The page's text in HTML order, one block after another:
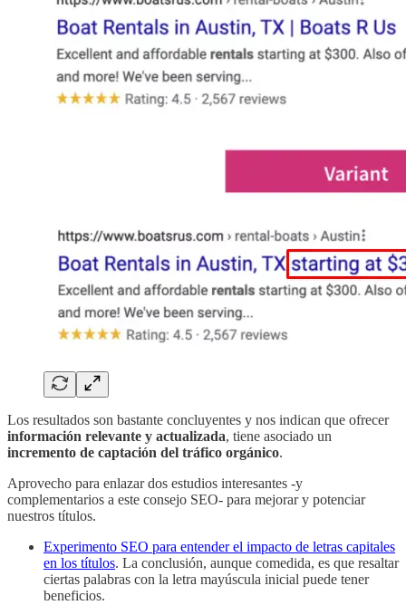
Los resultados son bastante concluyentes y nos indican que ofrecer
información relevante y actualizada, tiene asociado un
incremento de captación del tráfico orgánico.
Aprovecho para enlazar dos estudios interesantes -y
complementarios a este consejo SEO- para mejorar y potenciar
nuestros títulos.
Experimento SEO para entender el impacto de letras capitales
en los títulos. La conclusión, aunque comedida, es que resaltar
ciertas palabras con la letra mayúscula inicial puede tener
beneficios.